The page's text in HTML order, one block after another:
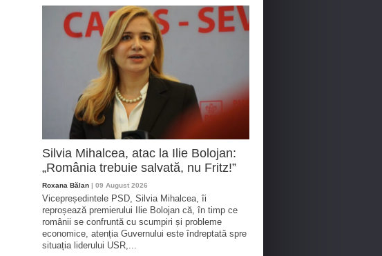
Silvia Mihalcea, atac la Ilie Bolojan:
„România trebuie salvată, nu Fritz!”
Roxana Bălan | 09 August 2026
Vicepreședintele PSD, Silvia Mihalcea, îi
reproșează premierului Ilie Bolojan că, în timp ce
românii se confruntă cu scumpiri și probleme
economice, atenția Guvernului este îndreptată spre
situația liderului USR,...